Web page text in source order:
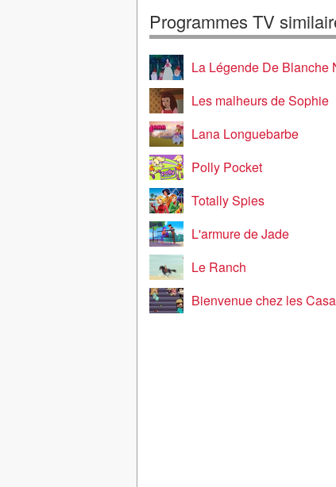
Programmes TV
La Légende De Blanche
Les malheurs de Sophie
Lana Longuebarbe
Polly Pocket
Totally Spies
L'armure de Jade
Le Ranch
Bienvenue chez les